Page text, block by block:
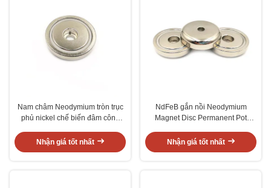
Nam châm Neodymium tròn trục
phủ nickel chế biến đâm công
Nhận giá tốt nhất
NdFeB gắn nồi Neodymium
Magnet Disc Permanent Pot
Nhận giá tốt nhất